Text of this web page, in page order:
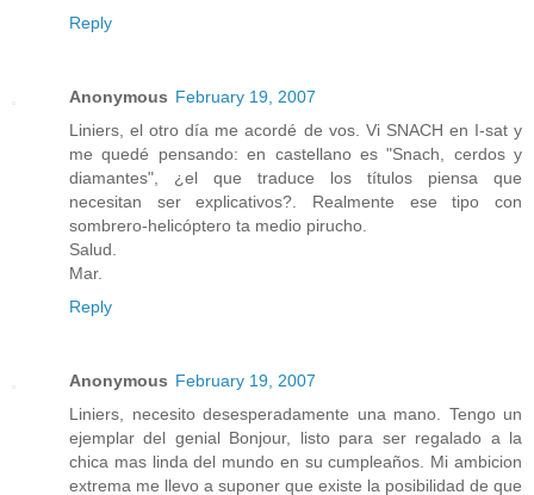
Reply
Anonymous February 19, 2007
Liniers, el otro día me acordé de vos. Vi SNACH en I-sat y
me quedé pensando: en castellano es "Snach, cerdos y
diamantes", ¿el que traduce los títulos piensa que
necesitan ser explicativos?. Realmente ese tipo con
sombrero-helicóptero ta medio pirucho.
Salud.
Mar.
Reply
Anonymous February 19, 2007
Liniers, necesito desesperadamente una mano. Tengo un
ejemplar del genial Bonjour, listo para ser regalado a la
chica mas linda del mundo en su cumpleaños. Mi ambicion
extrema me llevo a suponer que existe la posibilidad de que